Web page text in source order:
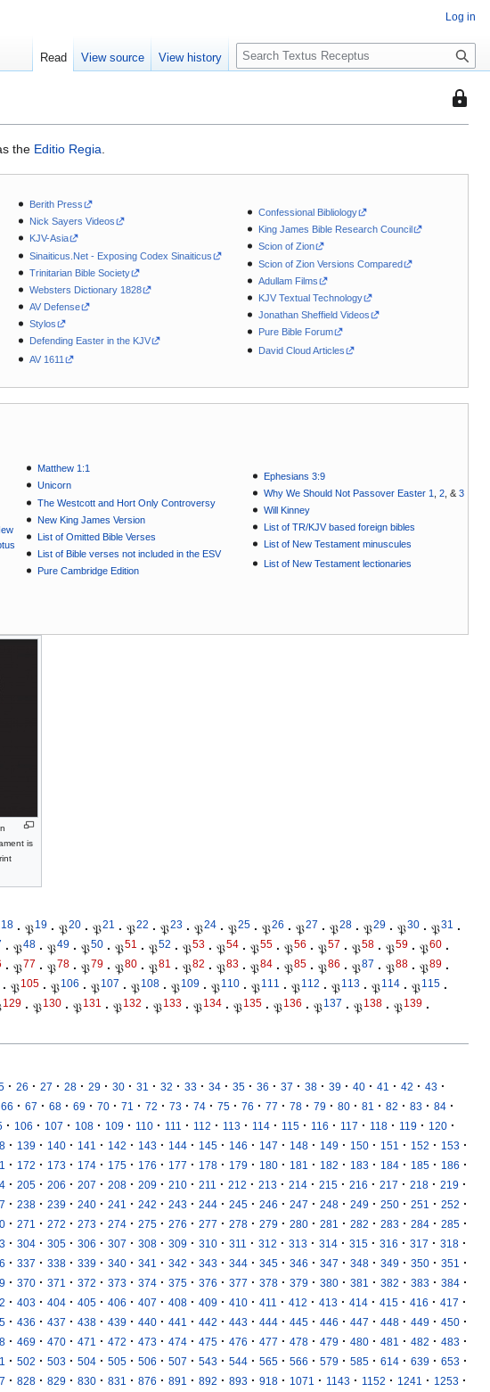
This
so
the Editio Regia.
Berith Press
Nick Sayers Videos
KJV-Asia
Sinaiticus.Net - Exposing Codex Sinaiticus
Trinitarian Bible Society
Websters Dictionary 1828
AV Defense
Stylos
Defending Easter in the KJV
AV 1611
Confessional Bibliology
King James Bible Research Council
Scion of Zion
Scion of Zion Versions Compared
Adullam Films
KJV Textual Technology
Jonathan Sheffield Videos
Pure Bible Forum
David Cloud Articles
Matthew 1:1
Unicorn
The Westcott and Hort Only Controversy
New King James Version
List of Omitted Bible Verses
List of Bible verses not included in the ESV
Pure Cambridge Edition
Ephesians 3:9
Why We Should Not Passover Easter 1
,2 , &3
Will Kinney
List of TR/KJV based foreign bibles
List of New Testament minuscules
List of New Testament lectionaries
is
18 · 𝔓19 · 𝔓20 · 𝔓21 · 𝔓22 · 𝔓23 · 𝔓24 · 𝔓25 · 𝔓26 · 𝔓27 · 𝔓28 · 𝔓29 · 𝔓30 · 𝔓31
·
· 𝔓48 · 𝔓49 · 𝔓50 · 𝔓51 · 𝔓52 · 𝔓53 · 𝔓54 · 𝔓55 · 𝔓56 · 𝔓57 · 𝔓58 · 𝔓59 · 𝔓60 ·
· 𝔓77 · 𝔓78 · 𝔓79 · 𝔓80 · 𝔓81 · 𝔓82 · 𝔓83 · 𝔓84 · 𝔓85 · 𝔓86 · 𝔓87 · 𝔓88 · 𝔓89 ·
· 𝔓105 · 𝔓106 · 𝔓107 · 𝔓108 · 𝔓109 · 𝔓110 · 𝔓111 · 𝔓112 · 𝔓113 · 𝔓114 · 𝔓115 ·
129 · 𝔓130 · 𝔓131 · 𝔓132 · 𝔓133 · 𝔓134 · 𝔓135 · 𝔓136 · 𝔓137 · 𝔓138 · 𝔓139 ·
· 26 · 27 · 28 · 29 · 30 · 31 · 32 · 33 · 34 · 35 · 36 · 37 · 38 · 39 · 40 · 41 · 42 · 43 ·
66 · 67 · 68 · 69 · 70 · 71 · 72 · 73 · 74 · 75 · 76 · 77 · 78 · 79 · 80 · 81 · 82 · 83 · 84 ·
· 106 · 107 · 108 · 109 · 110 · 111 · 112 · 113 · 114 · 115 · 116 · 117 · 118 · 119 · 120 ·
· 139 · 140 · 141 · 142 · 143 · 144 · 145 · 146 · 147 · 148 · 149 · 150 · 151 · 152 · 153 ·
· 172 · 173 · 174 · 175 · 176 · 177 · 178 · 179 · 180 · 181 · 182 · 183 · 184 · 185 · 186 ·
· 205 · 206 · 207 · 208 · 209 · 210 · 211 · 212 · 213 · 214 · 215 · 216 · 217 · 218 · 219 ·
· 238 · 239 · 240 · 241 · 242 · 243 · 244 · 245 · 246 · 247 · 248 · 249 · 250 · 251 · 252 ·
· 271 · 272 · 273 · 274 · 275 · 276 · 277 · 278 · 279 · 280 · 281 · 282 · 283 · 284 · 285 ·
· 304 · 305 · 306 · 307 · 308 · 309 · 310 · 311 · 312 · 313 · 314 · 315 · 316 · 317 · 318 ·
· 337 · 338 · 339 · 340 · 341 · 342 · 343 · 344 · 345 · 346 · 347 · 348 · 349 · 350 · 351 ·
· 370 · 371 · 372 · 373 · 374 · 375 · 376 · 377 · 378 · 379 · 380 · 381 · 382 · 383 · 384 ·
· 403 · 404 · 405 · 406 · 407 · 408 · 409 · 410 · 411 · 412 · 413 · 414 · 415 · 416 · 417 ·
· 436 · 437 · 438 · 439 · 440 · 441 · 442 · 443 · 444 · 445 · 446 · 447 · 448 · 449 · 450 ·
· 469 · 470 · 471 · 472 · 473 · 474 · 475 · 476 · 477 · 478 · 479 · 480 · 481 · 482 · 483 ·
· 502 · 503 · 504 · 505 · 506 · 507 · 543 · 544 · 565 · 566 · 579 · 585 · 614 · 639 · 653 ·
· 828 · 829 · 830 · 831 · 876 · 891 · 892 · 893 · 918 · 1071 · 1143 · 1152 · 1241 · 1253 ·
Log in
Read View source View history
S
e
c